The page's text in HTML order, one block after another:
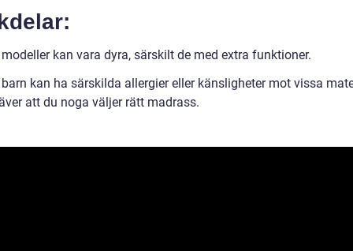
kan vara dyra, särskilt de med extra funktioner.
kan ha särskilda allergier eller känsligheter mot vissa
att du noga väljer rätt madrass.